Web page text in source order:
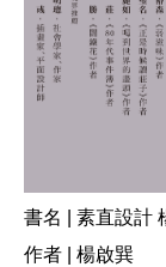
書名 | 素直設計
作者 | 楊啟巽